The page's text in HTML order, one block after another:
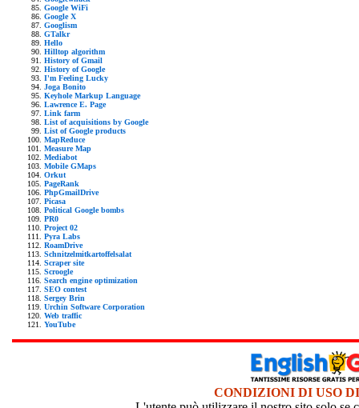
Google WiFi
Google X
Googlism
GTalkr
Hello
Hilltop algorithm
History of Gmail
History of Google
I'm Feeling Lucky
Joga Bonito
Keyhole Markup Language
Lawrence E. Page
Link farm
List of acquisitions by Google
List of Google products
MapReduce
Measure Map
Mediabot
Mobile GMaps
Orkut
PageRank
PhpGmailDrive
Picasa
Political Google bombs
PR0
Project 02
Pyra Labs
RoamDrive
Schnitzelmitkartoffelsalat
Scraper site
Scroogle
Search engine optimization
SEO contest
Sergey Brin
Urchin Software Corporation
Web traffic
YouTube
CONDIZIONI DI USO